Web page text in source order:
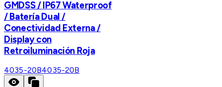
GMDSS / IP67 Waterproof
/ Batería Dual /
Conectividad Externa /
Display con
Retroiluminación Roja
4035-20B4035-20B